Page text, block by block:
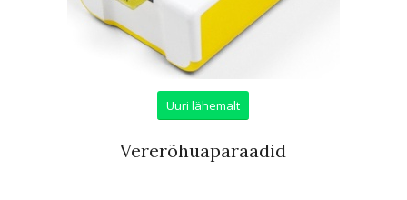
Uuri lähemalt
Vererõhuaparaadid